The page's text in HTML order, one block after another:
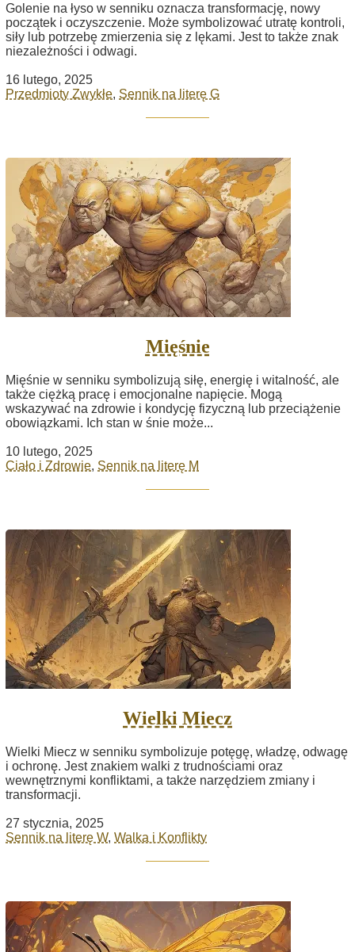
Golenie na łyso w senniku oznacza transformację, nowy
początek i oczyszczenie. Może symbolizować utratę kontroli,
siły lub potrzebę zmierzenia się z lękami. Jest to także znak
niezależności i odwagi.
16 lutego, 2025
Przedmioty Zwykłe, Sennik na literę G
Mięśnie
Mięśnie w senniku symbolizują siłę, energię i witalność, ale
także ciężką pracę i emocjonalne napięcie. Mogą
wskazywać na zdrowie i kondycję fizyczną lub przeciążenie
obowiązkami. Ich stan w śnie może...
10 lutego, 2025
Ciało i Zdrowie, Sennik na literę M
Wielki Miecz
Wielki Miecz w senniku symbolizuje potęgę, władzę, odwagę
i ochronę. Jest znakiem walki z trudnościami oraz
wewnętrznymi konfliktami, a także narzędziem zmiany i
transformacji.
27 stycznia, 2025
Sennik na literę W, Walka i Konflikty